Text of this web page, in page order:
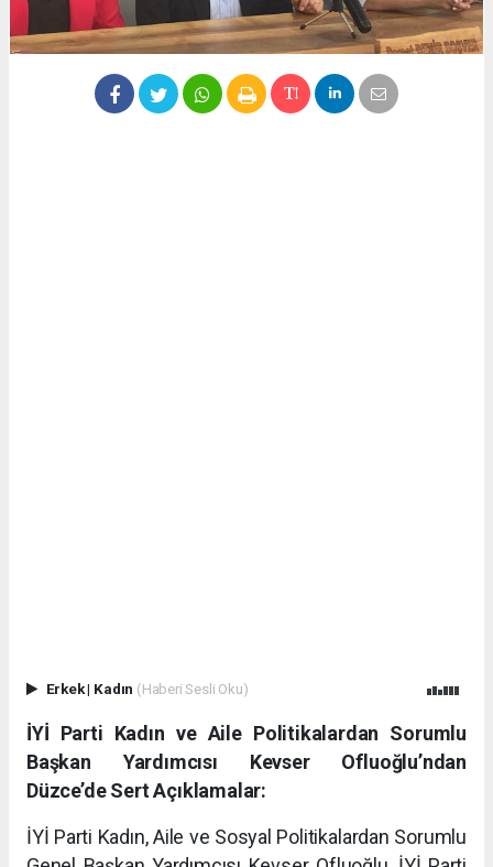
Erkek| Kadın (Haberi Sesli Oku)
İYİ Parti Kadın ve Aile Politikalardan Sorumlu
Başkan Yardımcısı Kevser Ofluoğlu’ndan
Düzce’de Sert Açıklamalar:
İYİ Parti Kadın, Aile ve Sosyal Politikalardan Sorumlu